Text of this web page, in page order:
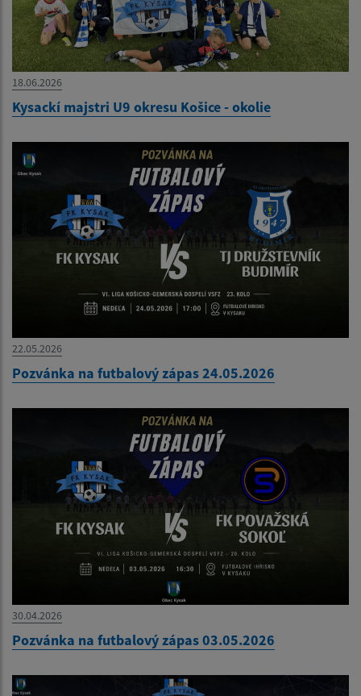
18.06.2026
Kysackí majstri U9 okresu Košice - okolie
22.05.2026
Pozvánka na futbalový zápas 24.05.2026
30.04.2026
Pozvánka na futbalový zápas 03.05.2026